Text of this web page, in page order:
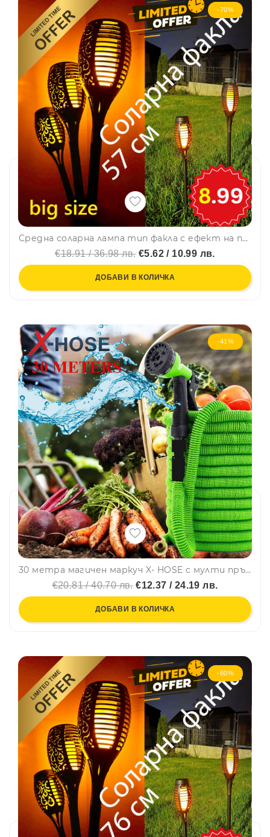
-70%
Средна соларна лампа тип факла с ефект на пламък, градиснко осветление, височина 57 см.
€18.91 / 36.98 лв.€5.62 / 10.99 лв.
ДОБАВИ В КОЛИЧКА
-41%
30 метра магичен маркуч X- HOSE с мулти пръскалка - супер лек и разтягащ се над 3 пъти
€20.81 / 40.70 лв.€12.37 / 24.19 лв.
ДОБАВИ В КОЛИЧКА
-60%